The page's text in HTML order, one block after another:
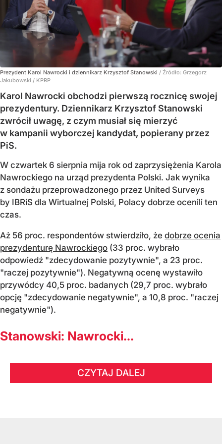
Prezydent Karol Nawrocki i dziennikarz Krzysztof Stanowski / Źródło: Grzegorz
Jakubowski / KPRP
Karol Nawrocki obchodzi pierwszą rocznicę swojej
prezydentury. Dziennikarz Krzysztof Stanowski
zwrócił uwagę, z czym musiał się mierzyć
w kampanii wyborczej kandydat, popierany przez
PiS.
W czwartek 6 sierpnia mija rok od zaprzysiężenia Karola
Nawrockiego na urząd prezydenta Polski. Jak wynika
z sondażu przeprowadzonego przez United Surveys
by IBRiS dla Wirtualnej Polski, Polacy dobrze ocenili ten
czas.
Aż 56 proc. respondentów stwierdziło, że dobrze ocenia
prezydenturę Nawrockiego (33 proc. wybrało
odpowiedź "zdecydowanie pozytywnie", a 23 proc.
"raczej pozytywnie"). Negatywną ocenę wystawiło
przywódcy 40,5 proc. badanych (29,7 proc. wybrało
opcję "zdecydowanie negatywnie", a 10,8 proc. "raczej
negatywnie").
Stanowski: Nawrocki...
CZYTAJ DALEJ